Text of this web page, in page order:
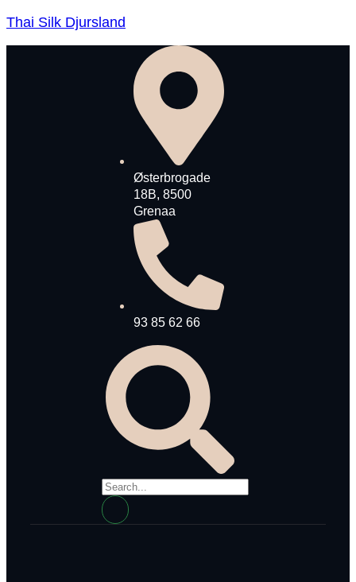
Thai Silk Djursland
Østerbrogade
18B, 8500
Grenaa
93 85 62 66